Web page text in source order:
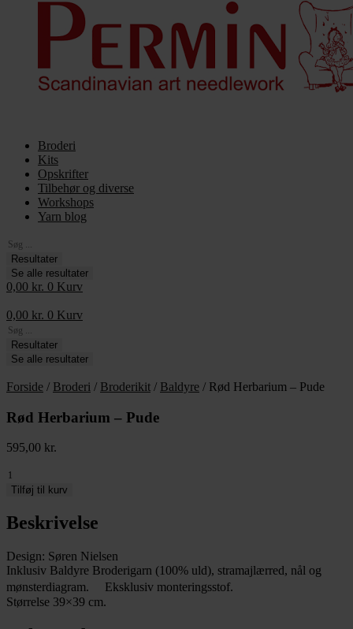
Broderi
Kits
Opskrifter
Tilbehør og diverse
Workshops
Yarn blog
Search
...Resultater
Se alle resultater
0,00 kr. 0 Kurv
0,00 kr. 0 Kurv
Search
...Resultater
Se alle resultater
Forside / Broderi / Broderikit / Baldyre / Rød Herbarium – Pude
Rød Herbarium – Pude
595,00 kr.
Rød
Herbarium
Pude
antal
Tilføj til kurv
Beskrivelse
Design: Søren Nielsen
Inklusiv Baldyre Broderigarn (100% uld), stramajlærred, nål og
mønsterdiagram. Eksklusiv monteringsstof.
Størrelse 39×39 cm.